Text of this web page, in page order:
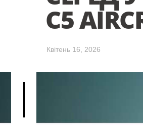
C5
Квітень 16, 2026